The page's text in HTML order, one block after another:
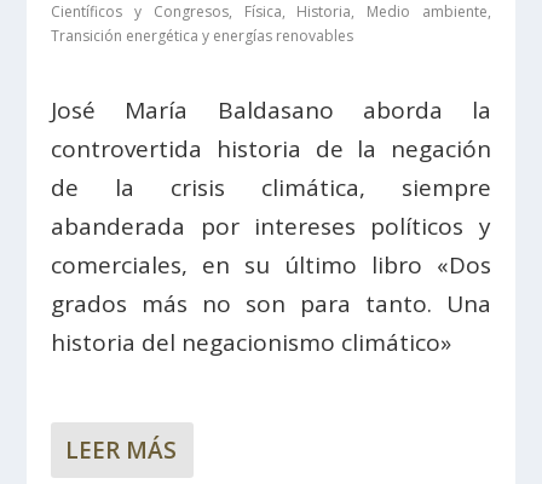
Científicos y Congresos, Física, Historia, Medio ambiente,
Transición energética y energías renovables
José María Baldasano aborda la
controvertida historia de la negación
de la crisis climática, siempre
abanderada por intereses políticos y
comerciales, en su último libro «Dos
grados más no son para tanto. Una
historia del negacionismo climático»
LEER MÁS